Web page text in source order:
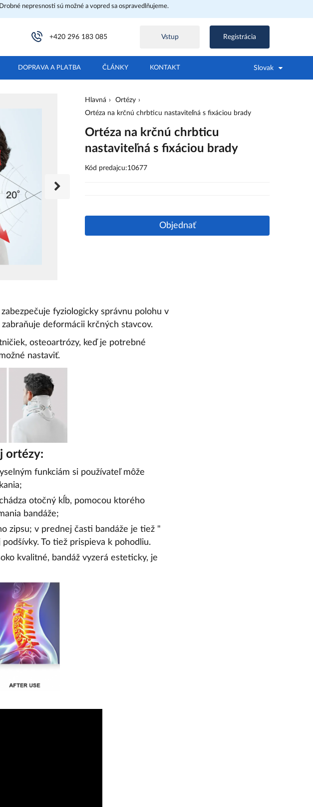
nepresnosti sú možné a vopred sa ospravedlňujeme.
+420 296 183 085 Vstup Registrácia
DOPRAVA A PLATBA ČLÁNKY KONTAKT Slovak
Hlavná
Ortézy
Ortéza na krčnú chrbticu nastaviteľná s fixáciou brady
Ortéza na krčnú chrbticu
nastaviteľná s fixáciou brady
Kód predajcu:10677
Objednať
fyziologicky správnu polohu v
deformácii krčných stavcov.
osteoartrózy, keď je potrebné
nastaviť.
ortézy:
funkciám si používateľ môže
otočný kĺb, pomocou ktorého
bandáže;
zipsu; v prednej časti bandáže je tiež "
To tiež prispieva k pohodliu.
kvalitné, bandáž vyzerá esteticky, je